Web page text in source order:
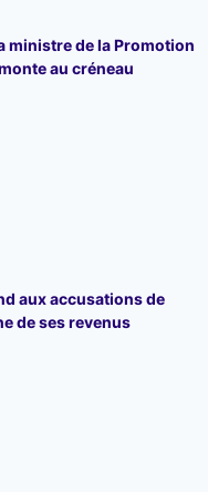
ministre de la Promotion
au créneau
aux accusations de
de ses revenus